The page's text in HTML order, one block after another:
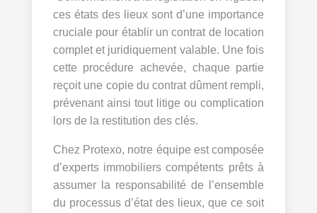
ces états des lieux sont d’une importance
cruciale pour établir un contrat de location
complet et juridiquement valable. Une fois
cette procédure achevée, chaque partie
reçoit une copie du contrat dûment rempli,
prévenant ainsi tout litige ou complication
lors de la restitution des clés.
Chez Protexo, notre équipe est composée
d’experts immobiliers compétents prêts à
assumer la responsabilité de l’ensemble
du processus d’état des lieux, que ce soit